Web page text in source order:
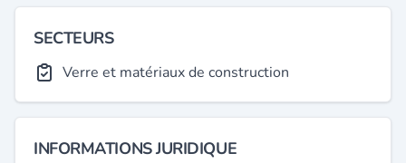
SECTEURS
Verre et matériaux de construction
INFORMATIONS JURIDIQUE